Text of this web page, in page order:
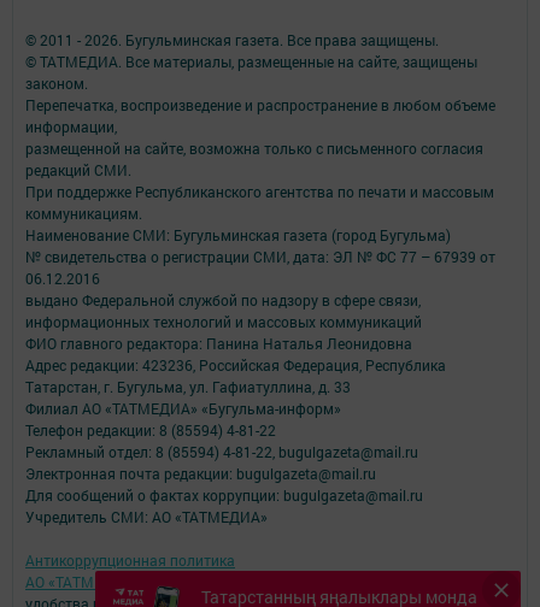
Татарстанның яңалыклары монда
© 2011 - 2026. Бугульминская газета. Все права защищены.
© ТАТМЕДИА. Все материалы, размещенные на сайте, защищены
законом.
Перепечатка, воспроизведение и распространение в любом объеме
информации,
размещенной на сайте, возможна только с письменного согласия
редакций СМИ.
При поддержке Республиканского агентства по печати и массовым
коммуникациям.
Наименование СМИ: Бугульминская газета (город Бугульма)
№ свидетельства о регистрации СМИ, дата: ЭЛ № ФС 77 – 67939 от
06.12.2016
выдано Федеральной службой по надзору в сфере связи,
информационных технологий и массовых коммуникаций
ФИО главного редактора: Панина Наталья Леонидовна
Адрес редакции: 423236, Российская Федерация, Республика
Татарстан, г. Бугульма, ул. Гафиатуллина, д. 33
Филиал АО «ТАТМЕДИА» «Бугульма-информ»
Телефон редакции: 8 (85594) 4-81-22
Рекламный отдел: 8 (85594) 4-81-22, bugulgazeta@mail.ru
Электронная почта редакции: bugulgazeta@mail.ru
Для сообщений о фактах коррупции: bugulgazeta@mail.ru
Учредитель СМИ: АО «ТАТМЕДИА»
Антикоррупционная политика
АО «ТАТМЕДИА» использует «cookie»
для персонализации сервисов и
удобства пользователей сайтом.